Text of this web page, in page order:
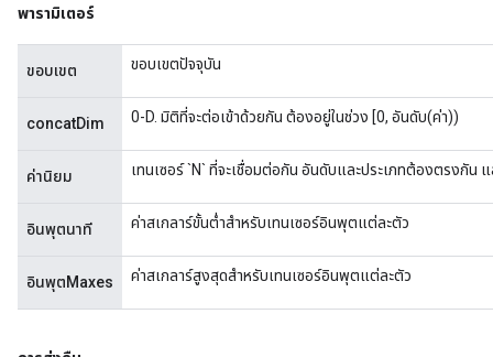
พารามิเตอร์
ขอบเขต ขอบเขตปัจจุบัน
concatDim 0-D. มิติที่จะต่อเข้าด้วยกัน ต้องอยู่ในช่วง [0, อันดับ(ค่า))
ค่านิยม เทนเซอร์ `N` ที่จะเชื่อมต่อกัน อันดับและประเภทต้องตรงกั
อินพุตนาที ค่าสเกลาร์ขั้นต่ำสำหรับเทนเซอร์อินพุตแต่ละตัว
อินพุตMaxes ค่าสเกลาร์สูงสุดสำหรับเทนเซอร์อินพุตแต่ละตัว